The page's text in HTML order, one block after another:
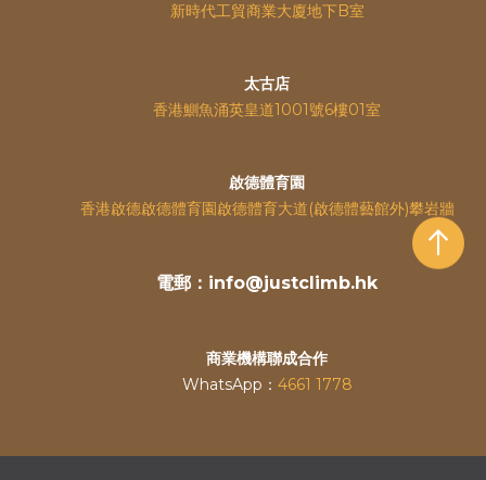
新時代工貿商業大廈地下B室
太古店
香港鰂魚涌英皇道1001號6樓01室
啟德體育園
香港啟德啟德體育園啟德體育大道(啟德體藝館外)攀岩牆
電郵：info@justclimb.hk
商業機構聯成合作
WhatsApp： 4661 1778